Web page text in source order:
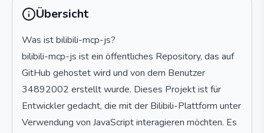
Übersicht
Was ist bilibili-mcp-js?
bilibili-mcp-js ist ein öffentliches Repository, das auf
GitHub gehostet wird und von dem Benutzer
34892002 erstellt wurde. Dieses Projekt ist für
Entwickler gedacht, die mit der Bilibili-Plattform unter
Verwendung von JavaScript interagieren möchten. Es